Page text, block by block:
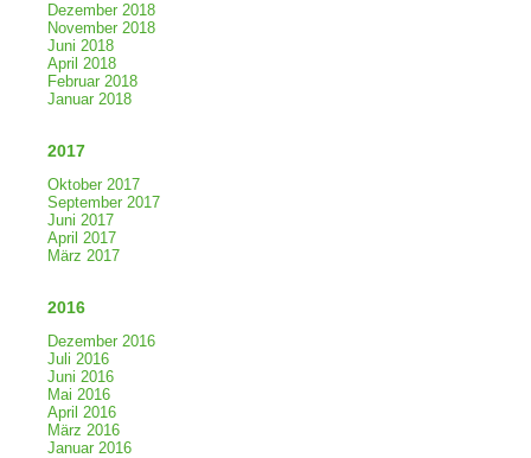
Dezember 2018
November 2018
Juni 2018
April 2018
Februar 2018
Januar 2018
2017
Oktober 2017
September 2017
Juni 2017
April 2017
März 2017
2016
Dezember 2016
Juli 2016
Juni 2016
Mai 2016
April 2016
März 2016
Januar 2016